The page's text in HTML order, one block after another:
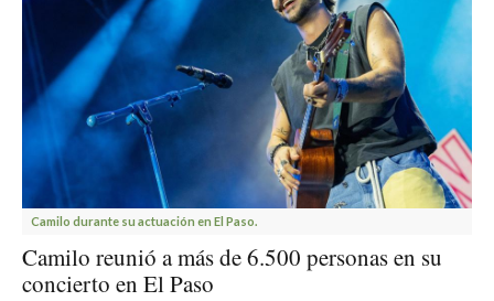
Camilo durante su actuación en El Paso.
Camilo reunió a más de 6.500 personas en su
concierto en El Paso